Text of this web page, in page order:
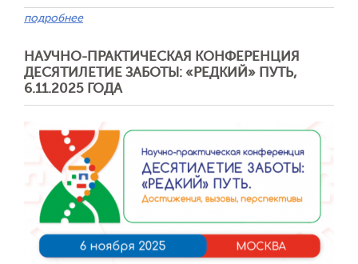
подробнее
НАУЧНО-ПРАКТИЧЕСКАЯ КОНФЕРЕНЦИЯ
ДЕСЯТИЛЕТИЕ ЗАБОТЫ: «РЕДКИЙ» ПУТЬ,
6.11.2025 ГОДА